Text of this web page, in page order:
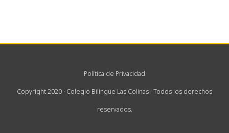
Política de Privacidad
Copyright 2020 · Colegio Bilingüe Las Colinas · Todos los derechos
reservados.